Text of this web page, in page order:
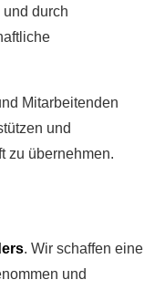
durch
Mitarbeitenden
und
zu übernehmen.
. Wir schaffen eine
und